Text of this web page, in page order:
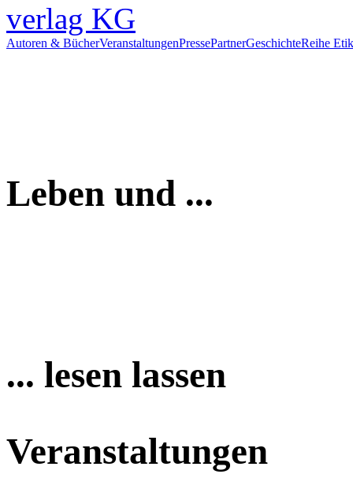
Autoren & BücherVeranstaltungenPressePartnerGeschichteReihe
Leben und ...
... lesen lassen
Veranstaltungen